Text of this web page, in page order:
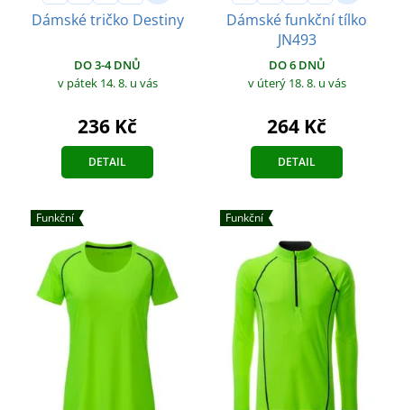
Dámské tričko Destiny
DO 3-4 DNŮ
v pátek 14. 8. u vás
236 Kč
DETAIL
Dámské funkční tílko
JN493
DO 6 DNŮ
v úterý 18. 8. u vás
264 Kč
DETAIL
Funkční Funkční